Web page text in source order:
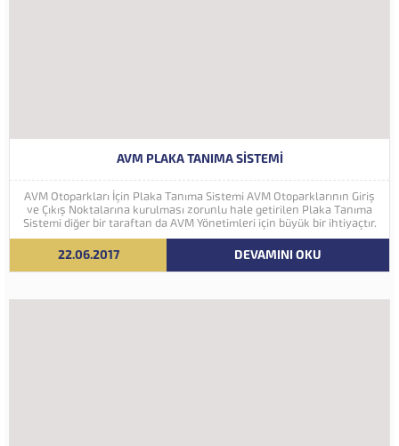
AVM PLAKA TANIMA SISTEMI
AVM Otoparkları İçin Plaka Tanıma Sistemi AVM Otoparklarının Giriş
ve Çıkış Noktalarına kurulması zorunlu hale getirilen Plaka Tanıma
Sistemi diğer bir taraftan da AVM Yönetimleri için büyük bir ihtiyaçtır.
AVM Yönetimleri Plaka Tanıma Sisteminden elde edecekleri verilerle
müşteri yoğunluk analizlerini çok ayrıntılı...
22.06.2017 DEVAMINI OKU